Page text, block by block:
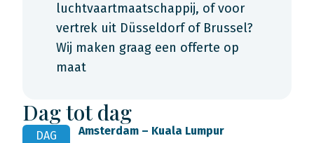
luchtvaartmaatschappij, of voor
vertrek uit Düsseldorf of Brussel?
Wij maken graag een offerte op
maat
Dag tot dag
DAG
Amsterdam – Kuala Lumpur